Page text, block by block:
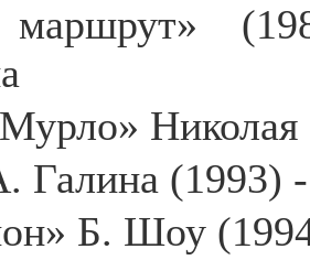
маршрут»
Галина (1993)
Б. Шоу